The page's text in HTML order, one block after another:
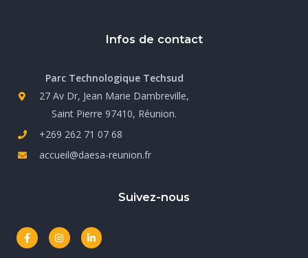
Infos de contact
Parc Technologique Techsud
27 Av Dr, Jean Marie Dambreville,
Saint Pierre 97410, Réunion.
+269 262 71 07 68
accueil@daesa-reunion.fr
Suivez-nous